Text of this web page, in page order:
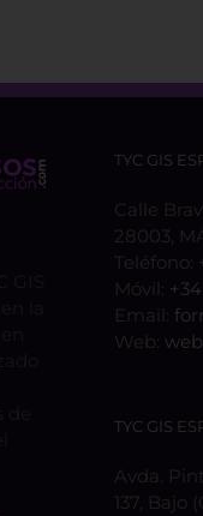
TYC GIS
Calle
28003,
Teléfono:
Móvil:
Email:
Web:
TYC GIS
Avda.
137, Bajo